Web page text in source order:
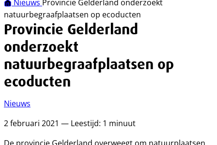
Nieuws Provincie Gelderland onderzoekt
natuurbegraafplaatsen op ecoducten
Provincie Gelderland
onderzoekt
natuurbegraafplaatsen op
ecoducten
Nieuws
2 februari 2021 — Leestijd: 1 minuut